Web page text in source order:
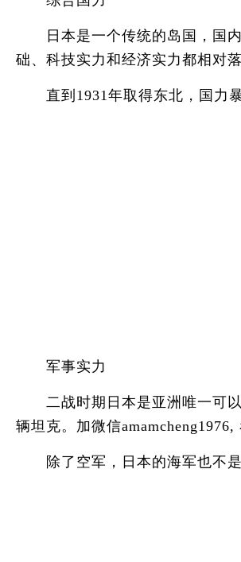
日本是一个传统的岛国，国内
础、科技实力和经济实力都相对落
直到1931年取得东北，国力暴
军事实力
二战时期日本是亚洲唯一可以
辆坦克。加微信
除了空军，日本的海军也不是